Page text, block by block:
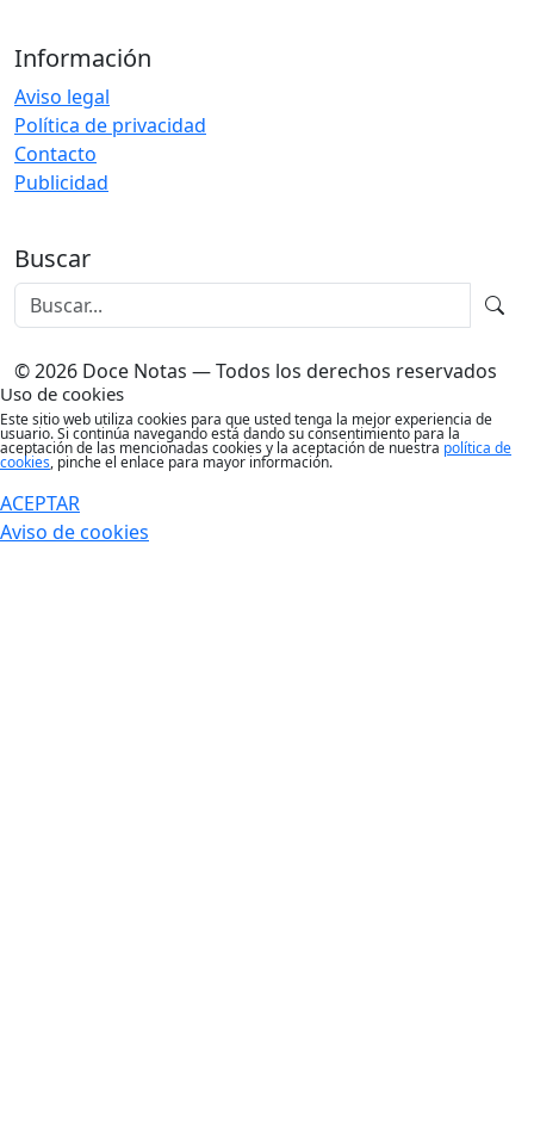
Información
Aviso legal
Política de privacidad
Contacto
Publicidad
Buscar
© 2026 Doce Notas — Todos los derechos reservados
Uso de cookies
Este sitio web utiliza cookies para que usted tenga la mejor experiencia de
usuario. Si continúa navegando está dando su consentimiento para la
aceptación de las mencionadas cookies y la aceptación de nuestra política de
cookies, pinche el enlace para mayor información.
ACEPTAR
Aviso de cookies